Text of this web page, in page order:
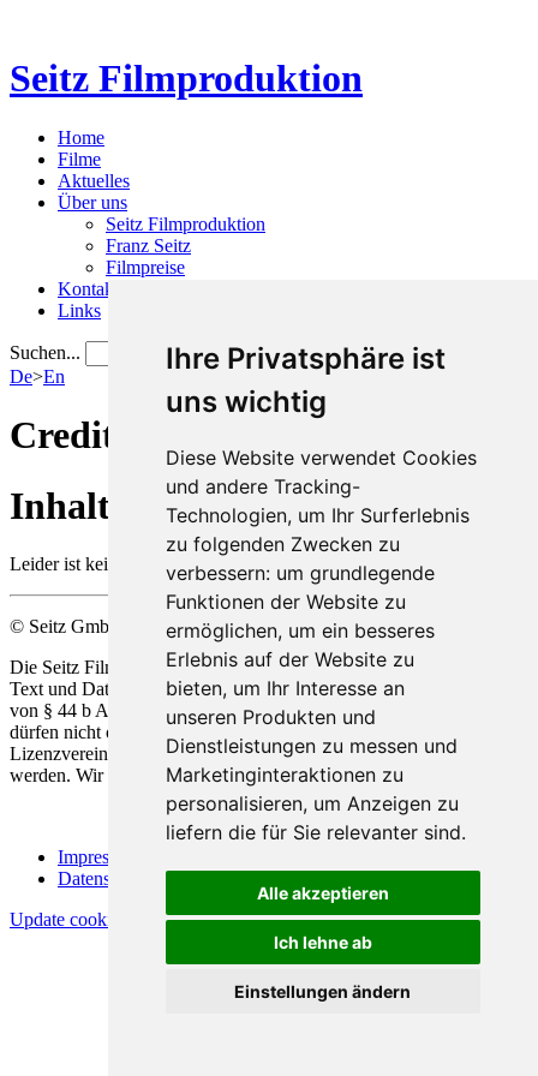
Ihre Privatsphäre ist
uns wichtig
Diese Website verwendet Cookies
und andere Tracking-
Technologien, um Ihr Surferlebnis
zu folgenden Zwecken zu
verbessern: um grundlegende
Funktionen der Website zu
ermöglichen, um ein besseres
Erlebnis auf der Website zu
bieten, um Ihr Interesse an
unseren Produkten und
Dienstleistungen zu messen und
Marketinginteraktionen zu
personalisieren, um Anzeigen zu
liefern die für Sie relevanter sind.
Alle akzeptieren
Ich lehne ab
Einstellungen ändern
Seitz Filmproduktion
Home
Filme
Aktuelles
Über uns
Seitz Filmproduktion
Franz Seitz
Filmpreise
Kontakt
Links
Suchen...
De>En
Credits
Inhalt
Leider ist keine Beschreibung verfügbar.
© Seitz GmbH Filmproduktion
Die Seitz Film Produktion behält sich die Nutzung Ihrer Werke zu
Text und Data Mining, alsio der automatisierten Analyse im Sinne
von § 44 b Abs.1 und 2 UrhG ausdrücklich vor. Unsere Werke
dürfen nicht ohne unsere ausdrückliche Zustimmung in Form einer
Lizenzvereinbarung für die Vervielfältigung und Analyse genützt
werden. Wir behalten uns alle Rechte gemäß § 44 b Abs.3 vor.
Impressum
Datenschutz
Update cookies preferences